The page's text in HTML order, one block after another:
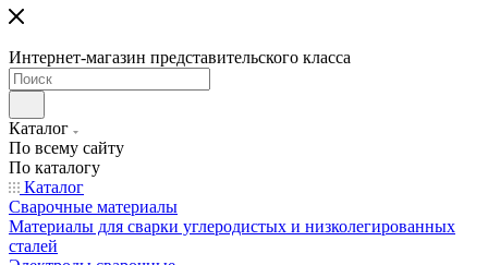
Интернет-магазин представительского класса
Каталог
По всему сайту
По каталогу
Каталог
Сварочные материалы
Материалы для сварки углеродистых и низколегированных
сталей